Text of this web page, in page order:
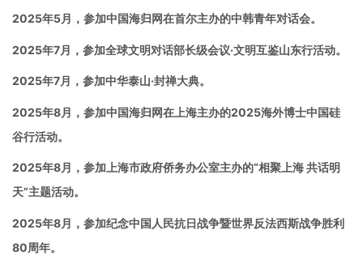
2025年5月，参加中国海归网在首尔主办的中韩青年对话会。
2025年7月， 参加全球文明对话部长级会议·文明互鉴山东行活动。
2025年7月，参加中华泰山·封禅大典。
2025年8月，参加中国海归网在上海主办的2025海外博士中国硅
谷行活动。
2025年8月，参加上海市政府侨务办公室主办的“相聚上海 共话明
天”主题活动。
2025年8月，参加纪念中国人民抗日战争暨世界反法西斯战争胜利
80周年。